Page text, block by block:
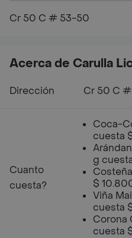
Cr 50 C # 53-50
Acerca de Carulla
Dirección Cr 50 C
Cuanto
cuesta?
Coca-
cuesta
g
$
Viña
cuesta
Corona
cuesta